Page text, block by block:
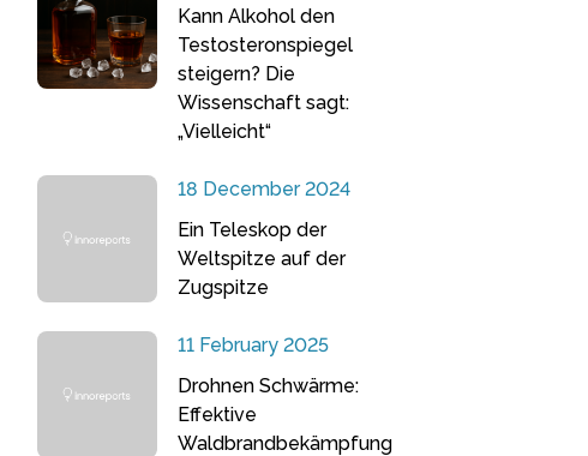
Kann Alkohol den
Testosteronspiegel
steigern? Die
Wissenschaft sagt:
„Vielleicht“
18 December 2024
Ein Teleskop der
Weltspitze auf der
Zugspitze
11 February 2025
Drohnen Schwärme:
Effektive
Waldbrandbekämpfung